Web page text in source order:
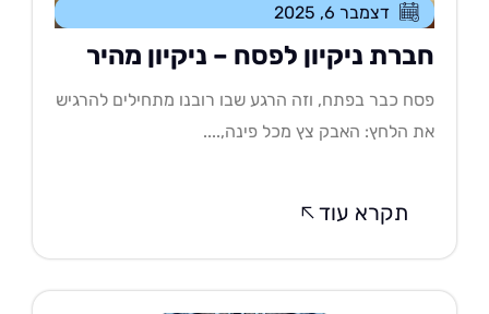
דצמבר 6, 2025
ניקיון לפסח – ניקיון מהיר
כבר בפתח, וזה הרגע שבו רובנו מתחילים להרגיש
הלחץ: האבק צץ מכל פינה,....
תקרא עוד